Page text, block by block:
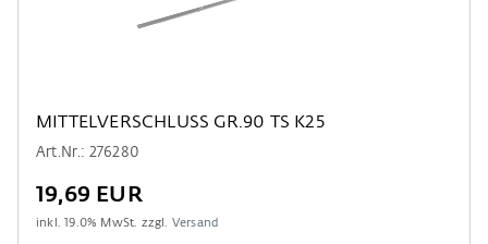
MITTELVERSCHLUSS GR.90 TS K25
Art.Nr.: 276280
19,69 EUR
inkl.19.0% MwSt. zzgl. Versand